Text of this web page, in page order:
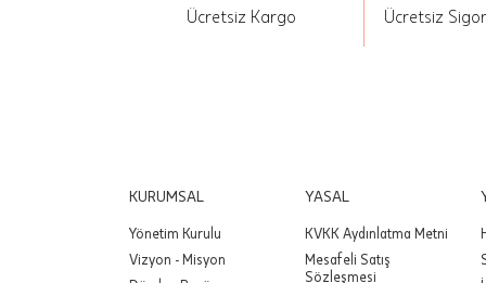
Ücretsiz Kargo Ücretsiz
KURUMSAL
Yönetim Kurulu
Vizyon - Misyon
YASAL
KVKK Aydınlatma Metni
Mesafeli Satış
Sözleşmesi
Önemli:
Önemli: